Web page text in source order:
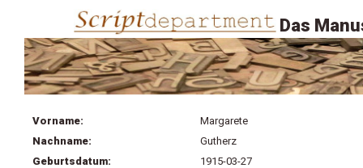
Das
Vorname:
Margarete
Nachname:
Gutherz
Geburtsdatum:
1915-03-27